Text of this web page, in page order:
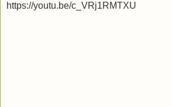
https://youtu.be/c_VRj1RMTXU